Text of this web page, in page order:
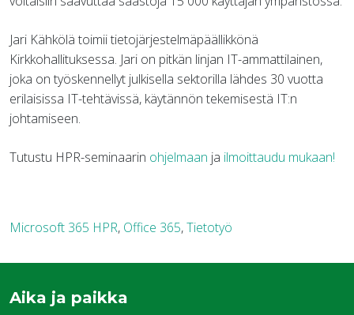
Jari Kähkölä toimii tietojärjestelmäpäällikkönä
Kirkkohallituksessa. Jari on pitkän linjan IT-ammattilainen,
joka on työskennellyt julkisella sektorilla lähdes 30 vuotta
erilaisissa IT-tehtävissä, käytännön tekemisestä IT:n
johtamiseen.
Tutustu HPR-seminaarin ohjelmaan ja ilmoittaudu mukaan!
Microsoft 365 HPR, Office 365,Tietotyö
Aika ja paikka